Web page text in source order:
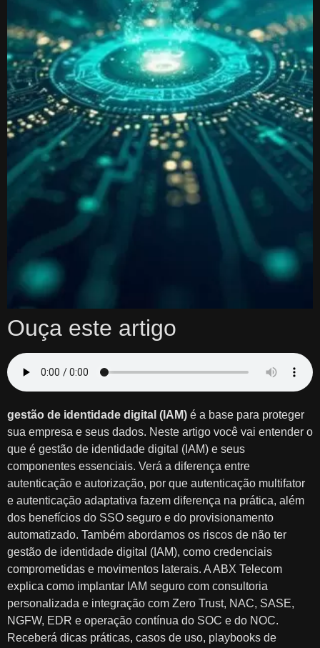
Ouça este artigo
gestão de identidade digital (IAM) é a base para proteger
sua empresa e seus dados. Neste artigo você vai entender o
que é gestão de identidade digital (IAM) e seus
componentes essenciais. Verá a diferença entre
autenticação e autorização, por que autenticação multifator
e autenticação adaptativa fazem diferença na prática, além
dos benefícios do SSO seguro e do provisionamento
automatizado. Também abordamos os riscos de não ter
gestão de identidade digital (IAM), como credenciais
comprometidas e movimentos laterais. A ABX Telecom
explica como implantar IAM seguro com consultoria
personalizada e integração com Zero Trust, NAC, SASE,
NGFW, EDR e operação contínua do SOC e do NOC.
Receberá dicas práticas, casos de uso, playbooks de